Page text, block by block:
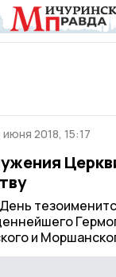
июня 2018, 15:17
и